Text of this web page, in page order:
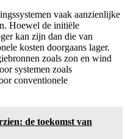
vaak aanzienlijke
Hoewel de initiële
kan zijn dan die van
kosten doorgaans lager.
zoals zon en wind
systemen zoals
conventionele
de toekomst van